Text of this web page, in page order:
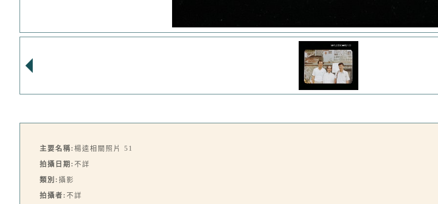
主要名稱: 楊逵相關照片 51
拍攝日期: 不詳
類別: 攝影
拍攝者: 不詳